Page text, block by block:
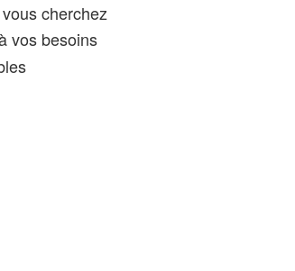
cherchez
vos besoins